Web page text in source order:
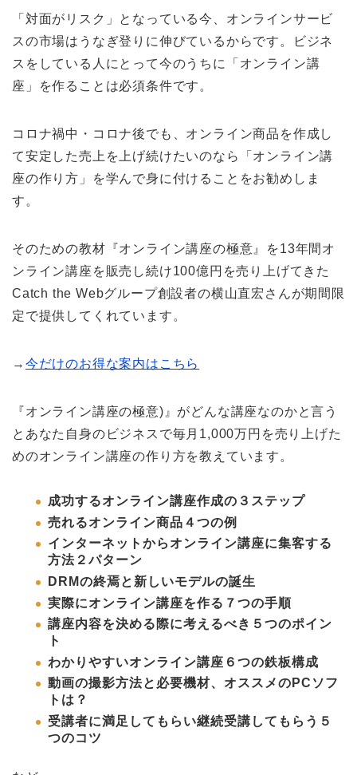
「対面がリスク」となっている今、オンラインサービ
スの市場はうなぎ登りに伸びているからです。ビジネ
スをしている人にとって今のうちに「オンライン講
座」を作ることは必須条件です。
コロナ禍中・コロナ後でも、オンライン商品を作成し
て安定した売上を上げ続けたいのなら「オンライン講
座の作り方」を学んで身に付けることをお勧めしま
す。
そのための教材『オンライン講座の極意』を13年間オ
ンライン講座を販売し続け100億円を売り上げてきた
Catch the Webグループ創設者の横山直宏さんが期間限
定で提供してくれています。
→ 今だけのお得な案内はこちら
『オンライン講座の極意)』がどんな講座なのかと言う
とあなた自身のビジネスで毎月1,000万円を売り上げた
めのオンライン講座の作り方を教えています。
成功するオンライン講座作成の３ステップ
売れるオンライン商品４つの例
インターネットからオンライン講座に集客する
方法２パターン
DRMの終焉と新しいモデルの誕生
実際にオンライン講座を作る７つの手順
講座内容を決める際に考えるべき５つのポイン
ト
わかりやすいオンライン講座６つの鉄板構成
動画の撮影方法と必要機材、オススメのPCソフ
トは？
受講者に満足してもらい継続受講してもらう５
つのコツ